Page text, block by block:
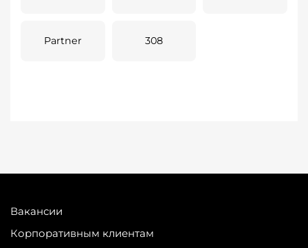
Partner 308
Вакансии
Корпоративным клиентам